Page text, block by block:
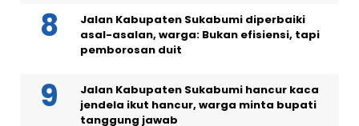
Jalan Kabupaten Sukabumi diperbaiki
asal-asalan, warga: Bukan efisiensi, tapi
pemborosan duit
Jalan Kabupaten Sukabumi hancur kaca
jendela ikut hancur, warga minta bupati
tanggung jawab